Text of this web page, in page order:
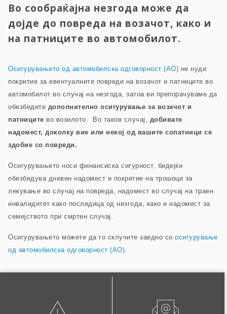
Во сообраќајна незгода може да
дојде до повреда на возачот, како и
на патниците во автомобилот.
Осигурувањето од автомобилска одговорност (AO) не нуди
покритие за евентуалните повреди на возачот и патниците во
автомобилот во случај на незгода, затоа ви препорачуваме да
обезбедите дополнително осигурување за возачот и
патниците во возилото. Во таков случај, добивате
надомест, доколку вие или некој од вашите сопатници се
здобие со повреди.
Осигурувањето носи финансиска сигурност, бидејќи
обезбедува дневен надомест и покритие на трошоци за
лекување во случај на повреда, надомест во случај на траен
инвалидитет како последица од незгода, како и надомест за
семејството при смртен случај.
Осигурувањето можете да го склучите заедно со осигурување
од автомобилска одговорност (AO)